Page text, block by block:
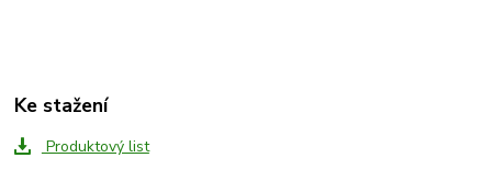
Ke stažení
Produktový list